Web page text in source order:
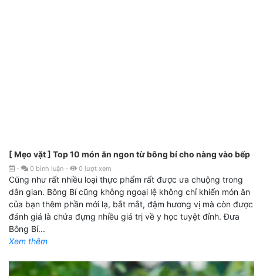
[ Mẹo vặt ] Top 10 món ăn ngon từ bông bí cho nàng vào bếp
- 0 bình luận - 0 lượt xem
Cũng như rất nhiều loại thực phẩm rất được ưa chuộng trong
dân gian. Bông Bí cũng không ngoại lệ không chỉ khiến món ăn
của bạn thêm phần mới lạ, bắt mắt, đậm hương vị mà còn được
đánh giá là chứa đựng nhiều giá trị về y học tuyệt đỉnh. Đưa
Bông Bí...
Xem thêm